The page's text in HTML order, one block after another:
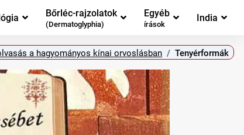
Bőrléc-rajzolatok
(Dermatoglyphia)
Egyéb
írások
India
a hagyományos kínai orvoslásban Tenyérformák